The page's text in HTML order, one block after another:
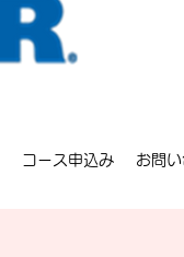
コース申込み お問